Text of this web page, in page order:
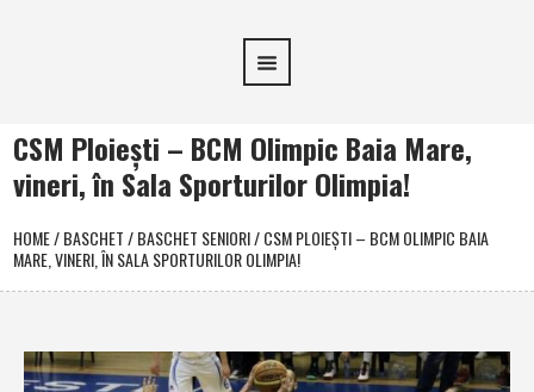
CSM Ploieşti – BCM Olimpic Baia Mare,
vineri, în Sala Sporturilor Olimpia!
HOME/BASCHET/BASCHET SENIORI/CSM PLOIEŞTI – BCM OLIMPIC BAIA
MARE, VINERI, ÎN SALA SPORTURILOR OLIMPIA!